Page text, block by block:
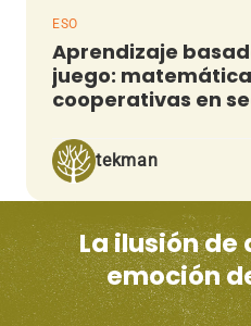
ESO
Aprendizaje
juego:
cooperativas en
tekman
La ilusión de
emoción